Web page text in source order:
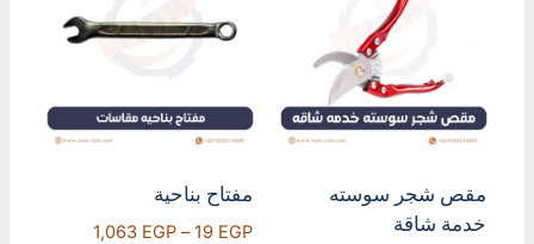
مقص شجر سوسته
خدمة شاقة
مفتاح بناحية
19 EGP
–
1,063 EGP